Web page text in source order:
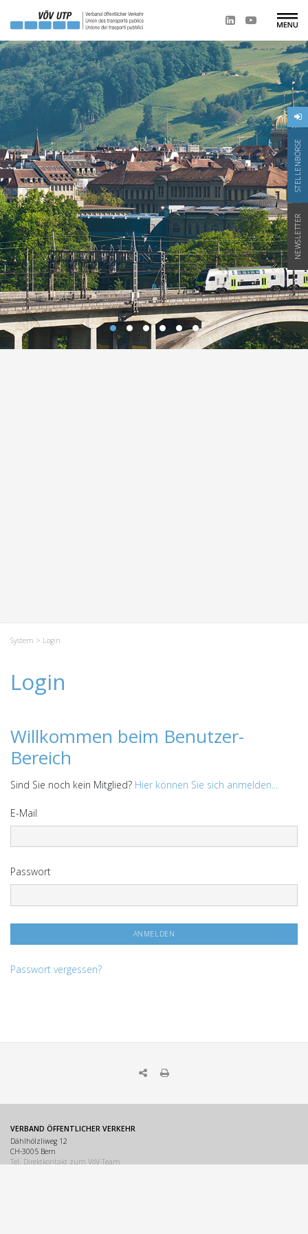
STELLENBÖRSE
NEWSLETTER
System > Login
Login
Willkommen beim Benutzer-
Bereich
Sind Sie noch kein Mitglied? Hier können Sie sich anmelden...
E-Mail
Passwort
Passwort vergessen?
VERBAND ÖFFENTLICHER VERKEHR
Dählhölzliweg 12
CH-3005 Bern
Tel. Direktkontakt zum VöV-Team